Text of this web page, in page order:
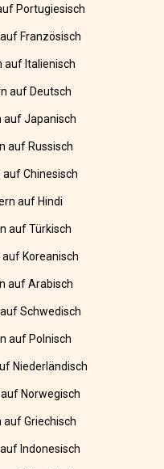
Portugiesisch
Französisch
auf Italienisch
auf Deutsch
auf Japanisch
auf Russisch
auf Chinesisch
auf Hindi
auf Türkisch
Koreanisch
auf Arabisch
Schwedisch
auf Polnisch
Niederländisch
Norwegisch
auf Griechisch
Indonesisch